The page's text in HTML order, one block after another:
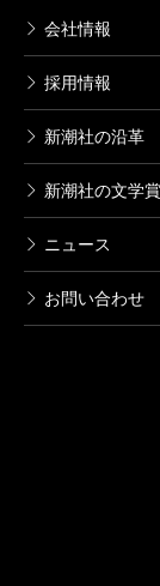
会社情報
採用情報
新潮社の沿革
新潮社の文学賞
ニュース
お問い合わせ